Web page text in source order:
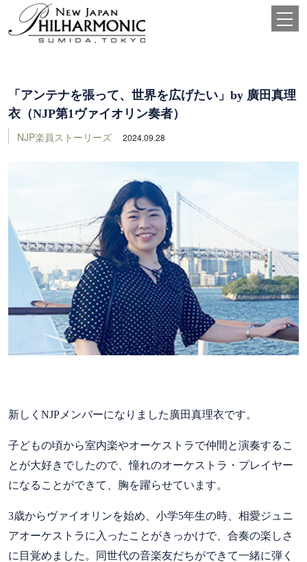
「アンテナを張って、世界を広げたい」by 廣田真理
衣（NJP第1ヴァイオリン奏者）
NJP楽員ストーリーズ
2024.09.28
新しくNJPメンバーになりました廣田真理衣です。
子どもの頃から室内楽やオーケストラで仲間と演奏するこ
とが大好きでしたので、憧れのオーケストラ・プレイヤー
になることができて、胸を躍らせています。
3歳からヴァイオリンを始め、小学5年生の時、相愛ジュニ
アオーケストラに入ったことがきっかけで、合奏の楽しさ
に目覚めました。同世代の音楽友だちができて一緒に弾く